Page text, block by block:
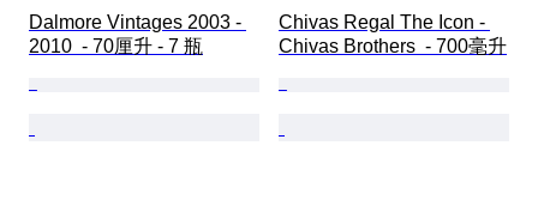
Dalmore Vintages 2003 -
2010  - 70厘升 - 7 瓶
Chivas Regal The Icon -
Chivas Brothers  - 700毫升